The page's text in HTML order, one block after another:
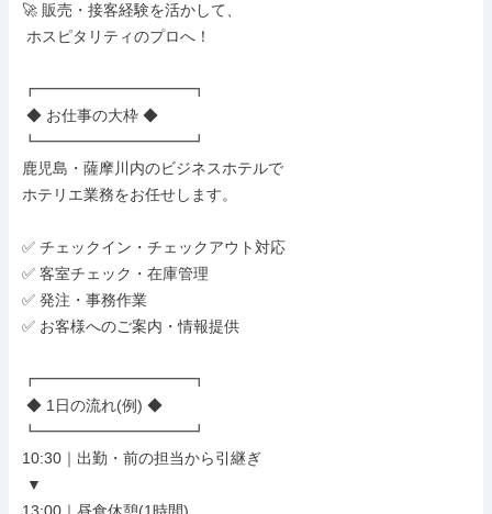
🚀 販売・接客経験を活かして、
┏━━━━━━━━━━┓
┗━━━━━━━━━━┛
鹿児島・薩摩川内のビジネスホテルで
ホテリエ業務をお任せします。
✅ チェックイン・チェックアウト対応
✅ 客室チェック・在庫管理
✅ 発注・事務作業
✅ お客様へのご案内・情報提供
┏━━━━━━━━━━┓
┗━━━━━━━━━━┛
10:30｜出勤・前の担当から引継ぎ